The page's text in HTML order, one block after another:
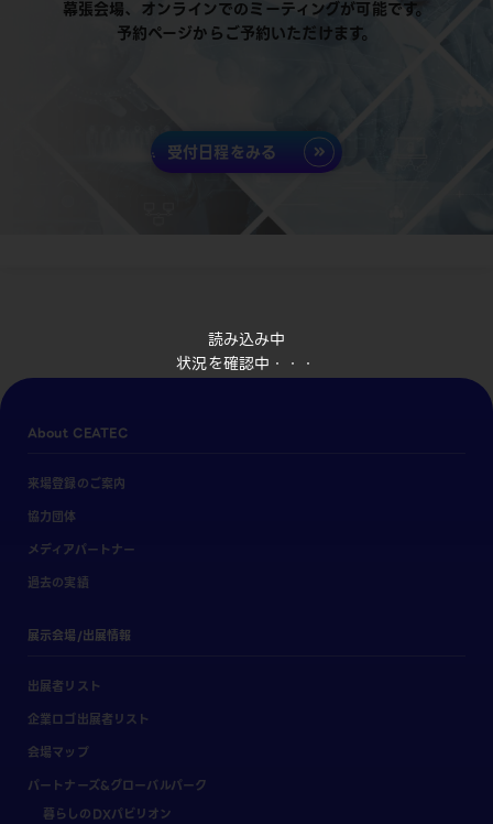
読み込み中
状況を確認中・・・
幕張会場、オンラインでのミーティングが可能です。
予約ページからご予約いただけます。
受付日程をみる
About CEATEC
来場登録のご案内
協力団体
メディアパートナー
過去の実績
展示会場/出展情報
出展者リスト
企業ロゴ出展者リスト
会場マップ
パートナーズ&グローバルパーク
暮らしのDXパビリオン